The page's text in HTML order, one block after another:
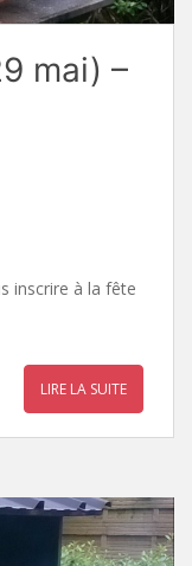
mai) –
inscrire à la fête
LIRE LA SUITE